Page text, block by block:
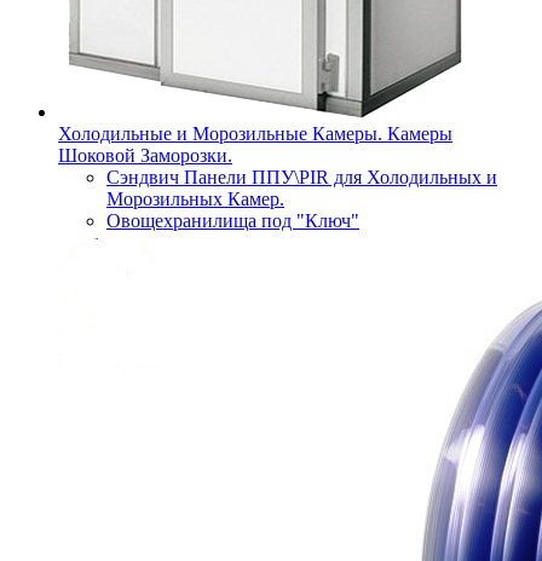
Холодильные и Морозильные Камеры. Камеры
Шоковой Заморозки.
Сэндвич Панели ППУ\PIR для Холодильных и
Морозильных Камер.
Овощехранилища под "Ключ"